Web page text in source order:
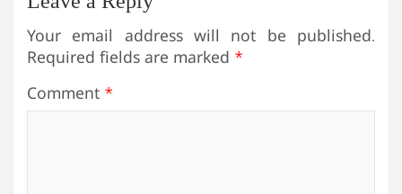
Your email address will not be published.
Required fields are marked *
Comment *